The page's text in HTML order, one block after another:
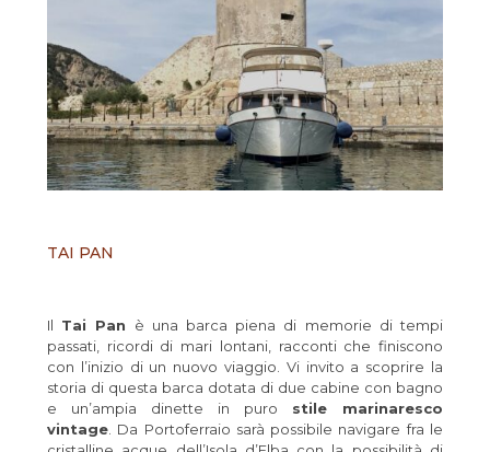
TAI PAN
Il Tai Pan è una barca piena di memorie di tempi
passati, ricordi di mari lontani, racconti che finiscono
con l’inizio di un nuovo viaggio. Vi invito a scoprire la
storia di questa barca dotata di due cabine con bagno
e un’ampia dinette in puro stile marinaresco
vintage. Da Portoferraio sarà possibile navigare fra le